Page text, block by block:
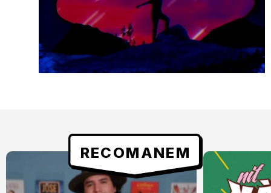
RECOMANEM